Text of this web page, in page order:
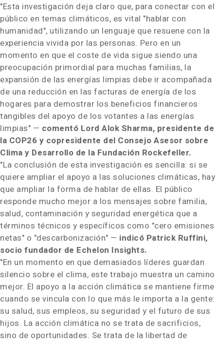
"Esta investigación deja claro que, para conectar con el
público en temas climáticos, es vital "hablar con
humanidad", utilizando un lenguaje que resuene con la
experiencia vivida por las personas. Pero en un
momento en que el coste de vida sigue siendo una
preocupación primordial para muchas familias, la
expansión de las energías limpias debe ir acompañada
de una reducción en las facturas de energía de los
hogares para demostrar los beneficios financieros
tangibles del apoyo de los votantes a las energías
limpias" — comentó Lord Alok Sharma, presidente de
la COP26 y copresidente del Consejo Asesor sobre
Clima y Desarrollo de la Fundación Rockefeller.
"La conclusión de esta investigación es sencilla: si se
quiere ampliar el apoyo a las soluciones climáticas, hay
que ampliar la forma de hablar de ellas. El público
responde mucho mejor a los mensajes sobre familia,
salud, contaminación y seguridad energética que a
términos técnicos y específicos como "cero emisiones
netas" o "descarbonización" — indicó Patrick Ruffini,
socio fundador de Echelon Insights.
"En un momento en que demasiados líderes guardan
silencio sobre el clima, este trabajo muestra un camino
mejor. El apoyo a la acción climática se mantiene firme
cuando se vincula con lo que más le importa a la gente:
su salud, sus empleos, su seguridad y el futuro de sus
hijos. La acción climática no se trata de sacrificios,
sino de oportunidades. Se trata de la libertad de